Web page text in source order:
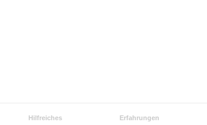
Hilfreiches Erfahrungen